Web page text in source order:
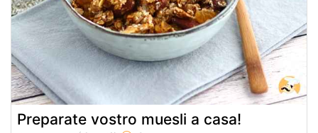
Preparate vostro muesli a casa!